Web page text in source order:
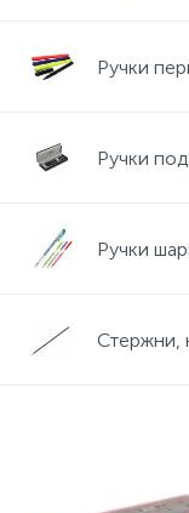
Ручки
Ручки
Ручки
Стержни,